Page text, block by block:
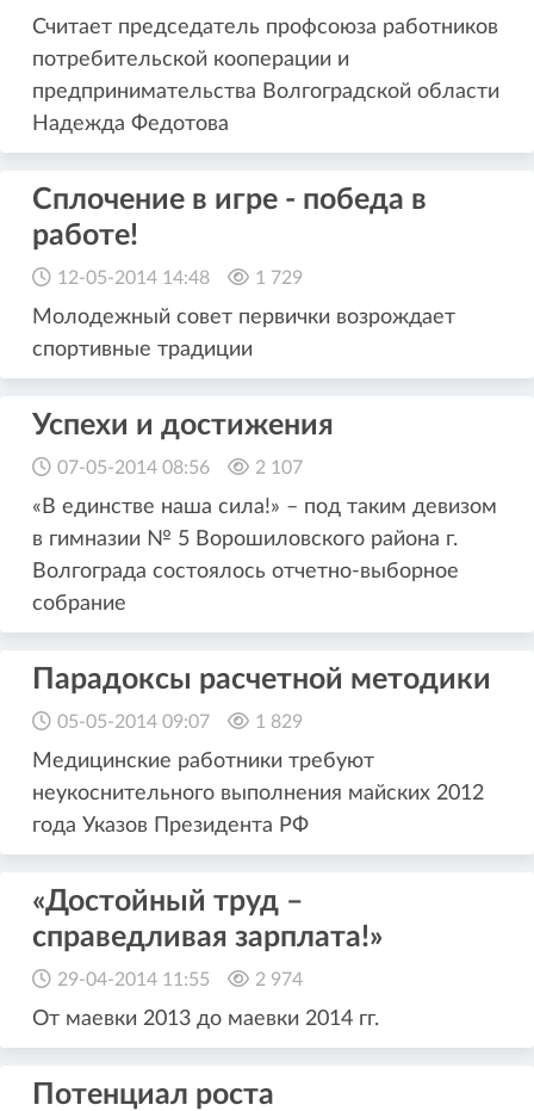
Считает председатель профсоюза работников
потребительской кооперации и
предпринимательства Волгоградской области
Надежда Федотова
Сплочение в игре - победа в
работе!
12-05-2014 14:48 1 729
Молодежный совет первички возрождает
спортивные традиции
Успехи и достижения
07-05-2014 08:56 2 107
«В единстве наша сила!» – под таким девизом
в гимназии № 5 Ворошиловского района г.
Волгограда состоялось отчетно-выборное
собрание
Парадоксы расчетной методики
05-05-2014 09:07 1 829
Медицинские работники требуют
неукоснительного выполнения майских 2012
года Указов Президента РФ
«Достойный труд –
справедливая зарплата!»
29-04-2014 11:55 2 974
От маевки 2013 до маевки 2014 гг.
Потенциал роста